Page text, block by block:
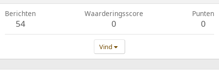
Berichten
54
Waarderingsscore
0
Punten
0
Vind